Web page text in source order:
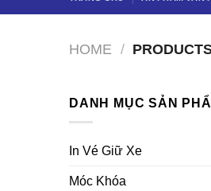
HOME /
DANH MỤC SẢN
In Vé Giữ Xe
Móc Khóa